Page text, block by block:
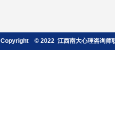
Copyright © 2022 江西南大心理咨询师